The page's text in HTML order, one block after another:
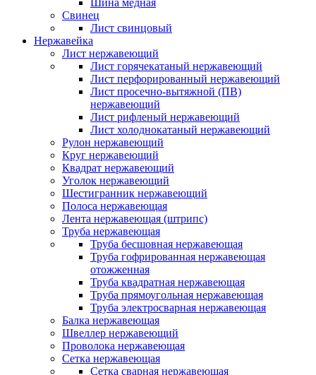
Шина медная
Свинец
Лист свинцовый
Нержавейка
Лист нержавеющий
Лист горячекатаный нержавеющий
Лист перфорированный нержавеющий
Лист просечно-вытяжной (ПВ)
нержавеющий
Лист рифленый нержавеющий
Лист холоднокатаный нержавеющий
Рулон нержавеющий
Круг нержавеющий
Квадрат нержавеющий
Уголок нержавеющий
Шестигранник нержавеющий
Полоса нержавеющая
Лента нержавеющая (штрипс)
Труба нержавеющая
Труба бесшовная нержавеющая
Труба гофрированная нержавеющая
отожженная
Труба квадратная нержавеющая
Труба прямоугольная нержавеющая
Труба электросварная нержавеющая
Балка нержавеющая
Швеллер нержавеющий
Проволока нержавеющая
Сетка нержавеющая
Сетка сварная нержавеющая